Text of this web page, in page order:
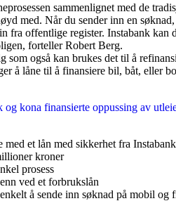
sammenlignet med de
med. Når du sender inn en
fra offentlige register. Instabank kan
forteller Robert Berg.
som også kan brukes det til å
å låne til å finansiere bil, båt, eller
kona finansierte oppussing av
med et lån med sikkerhet fra
kroner
prosess
ved et forbrukslån
å sende inn søknad på mobil og